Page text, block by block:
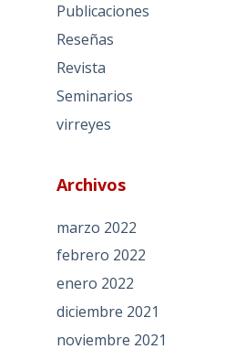
Publicaciones
Reseñas
Revista
Seminarios
virreyes
Archivos
marzo 2022
febrero 2022
enero 2022
diciembre 2021
noviembre 2021